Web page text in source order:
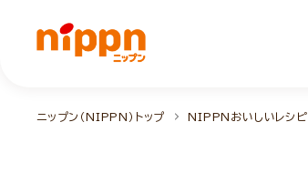
ニップン（NIPPN）トップ NIPPNおいしいレシピ